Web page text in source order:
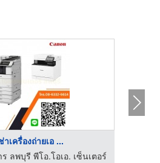
าเครื่องถ่ายเอ ...
ร ลพบุรี พีโอ.โอเอ. เซ็นเตอร์